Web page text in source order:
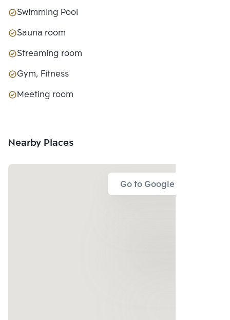
Swimming Pool
Sauna room
Streaming room
Gym, Fitness
Meeting room
Nearby Places
Go to Google Map